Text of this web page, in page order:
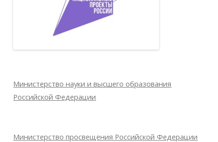
Министерство науки и высшего образования
Российской Федерации
Министерство просвещения Российской Федерации